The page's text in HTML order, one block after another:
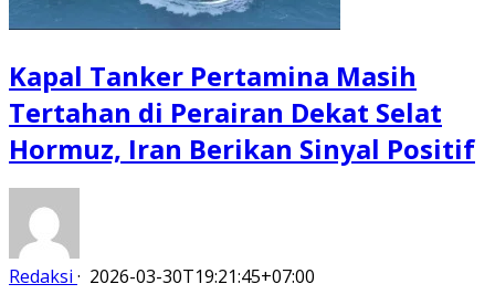
Kapal Tanker Pertamina Masih
Tertahan di Perairan Dekat Selat
Hormuz, Iran Berikan Sinyal Positif
Redaksi · 2026-03-30T19:21:45+07:00